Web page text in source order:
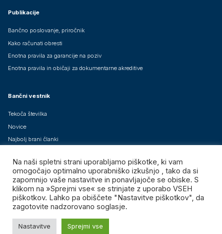
Publikacije
Bančno poslovanje, priročnik
Kako računati obresti
Enotna pravila za garancije na poziv
Enotna pravila in običaji za dokumentarne akreditive
Bančni vestnik
Tekoča številka
Novice
Najbolj brani članki
Brezplačne mednarodne izdaje
Združenje bank Slovenije – GIZ, vse pravice pridržane.
Na naši spletni strani uporabljamo piškotke, ki vam
omogočajo optimalno uporabniško izkušnjo , tako da si
zapomnijo vaše nastavitve in ponavljajoče se obiske. S
klikom na »Sprejmi vse« se strinjate z uporabo VSEH
piškotkov. Lahko pa obiščete "Nastavitve piškotkov", da
zagotovite nadzorovano soglasje.
Nastavitve Sprejmi vse